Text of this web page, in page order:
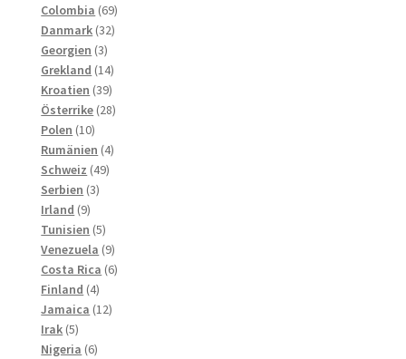
produkter
Colombia 6969
produkter
Danmark 3232
Georgien 33
produkter
Grekland 1414
produkter
Kroatien 3939
produkter
Österrike 2828
Polen 1010
produkter
Rumänien 44
Schweiz 4949
Serbien 33
Irland 99
produkter
Tunisien 55
produkter
Venezuela 99
produkter
Costa Rica 66
Finland 44
produkter
Jamaica 1212
Irak 55
produkter
Nigeria 66